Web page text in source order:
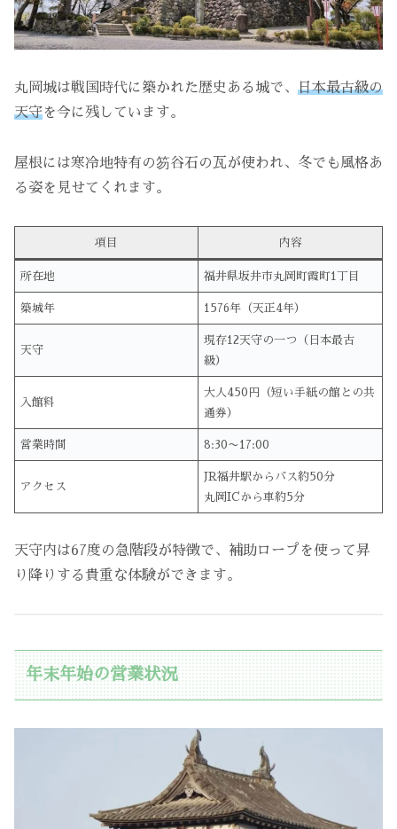
丸岡城は戦国時代に築かれた歴史ある城で、 日本最古級の
天守を今に残しています。
屋根には寒冷地特有の笏谷石の瓦が使われ、冬でも風格あ
る姿を見せてくれます。
項目 内容
所在地 福井県坂井市丸岡町霞町1丁目
築城年 1576年（天正4年）
天守
現存12天守の一つ（日本最古
級）
入館料
大人450円（短い手紙の館との共
通券）
営業時間 8:30〜17:00
アクセス
JR福井駅からバス約50分
丸岡ICから車約5分
天守内は67度の急階段が特徴で、補助ロープを使って昇
り降りする貴重な体験ができます。
年末年始の営業状況